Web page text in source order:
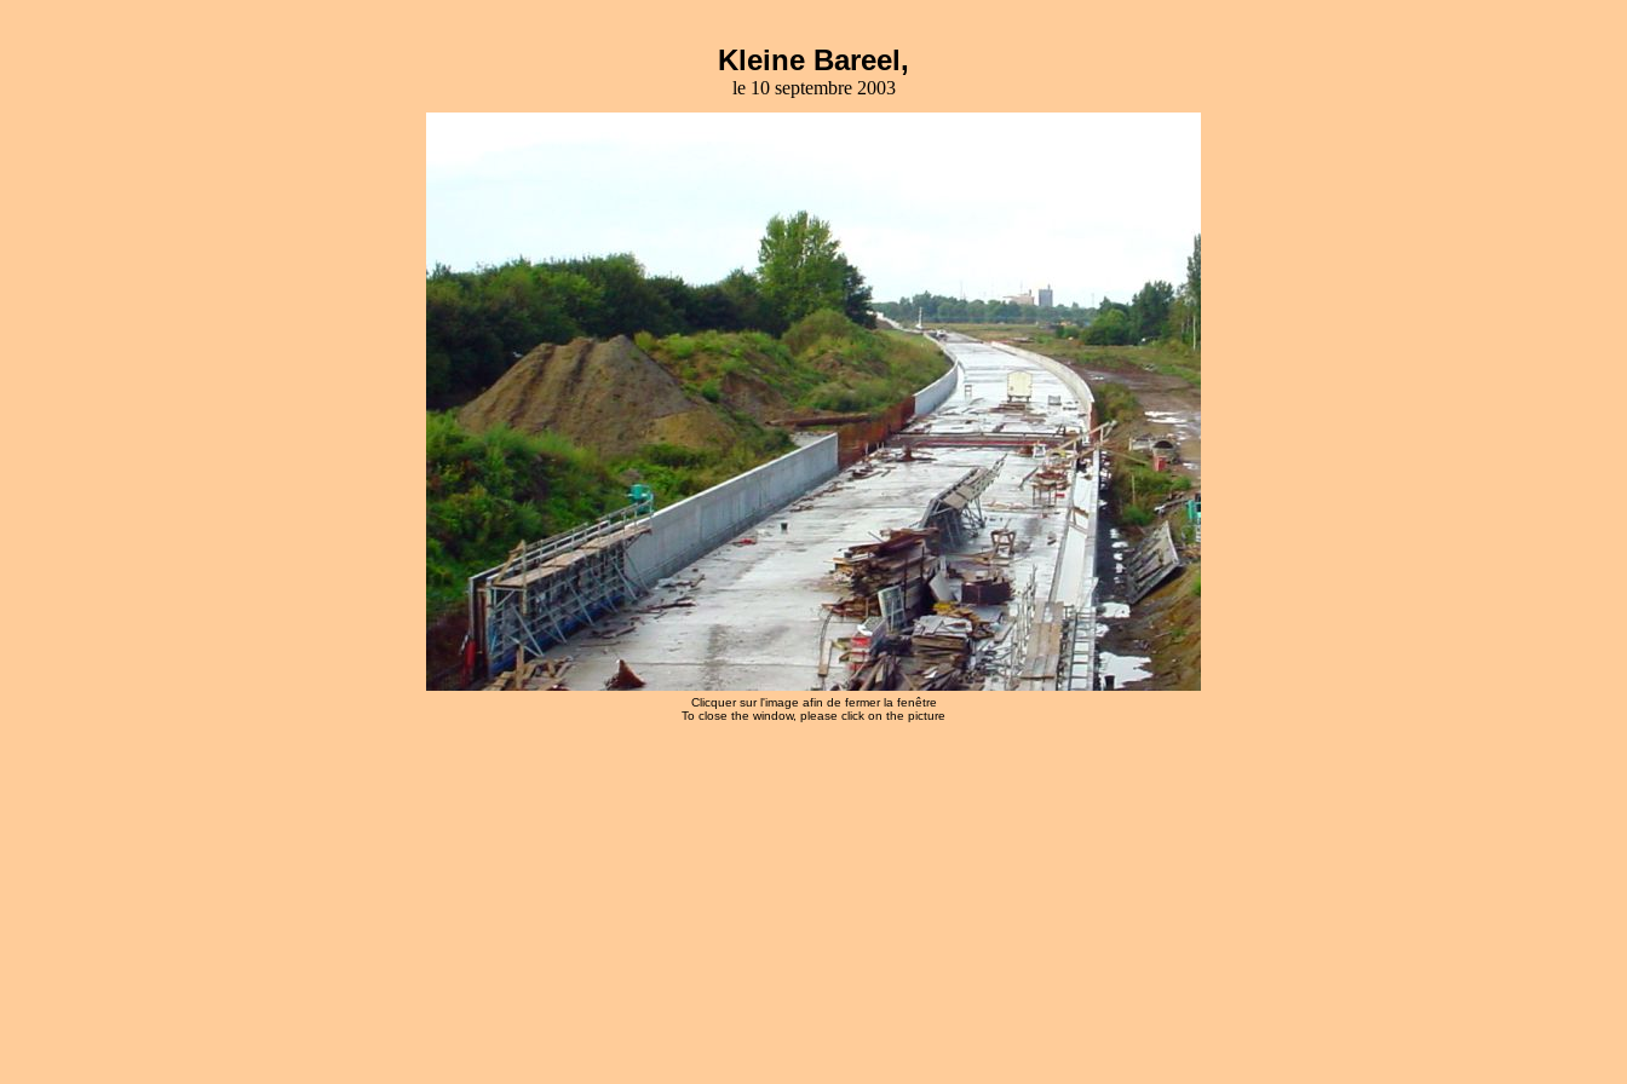
Kleine Bareel,
le 10 septembre 2003
Clicquer sur l'image afin de fermer la fenêtre
To close the window, please click on the picture